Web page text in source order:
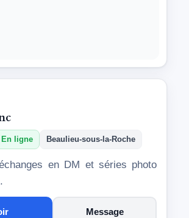
En ligne Beaulieu-sous-la-Roche
en DM et séries photo
Message